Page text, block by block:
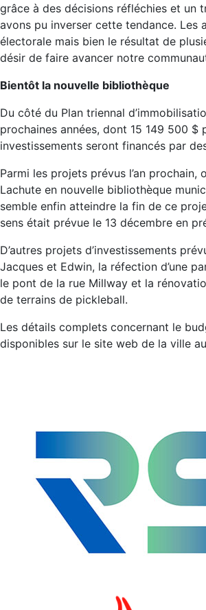
grâce à des décisions réfléchies et un
avons pu inverser cette tendance. Les
électorale mais bien le résultat de
désir de faire avancer notre
Bientôt la nouvelle bibliothèque
Du côté du Plan triennal
prochaines années, dont 15 149 500 $
investissements seront financés par
Parmi les projets prévus l’an
Lachute en nouvelle bibliothèque
semble enfin atteindre la fin de ce
sens était prévue le 13 décembre en
D’autres projets d’investissements
Jacques et Edwin, la réfection d’une
le pont de la rue Millway et la
de terrains de pickleball.
Les détails complets concernant le
disponibles sur le site web de la ville au